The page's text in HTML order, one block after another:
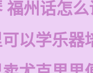
福州话怎
以学乐器